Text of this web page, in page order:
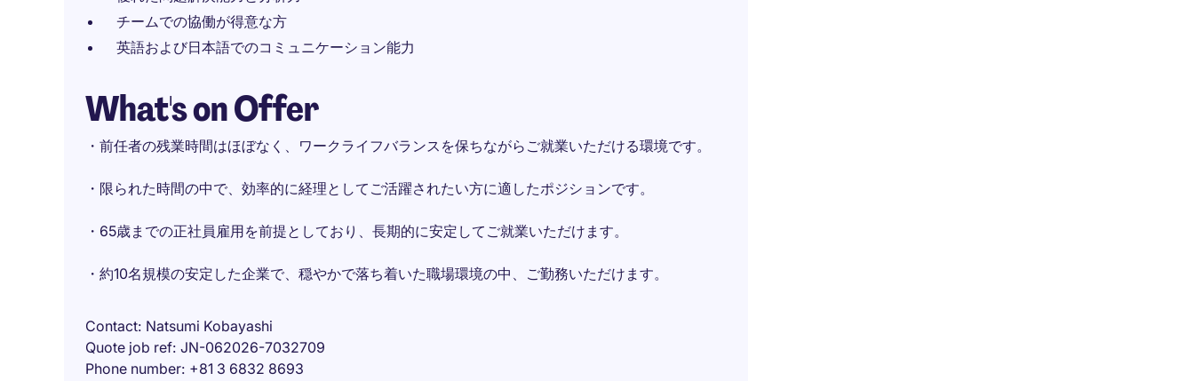
チームでの協働が得意な方
英語および日本語でのコミュニケーション能力
What's on Offer
・前任者の残業時間はほぼなく、ワークライフバランスを保ちながらご就業いただける環境です。
・限られた時間の中で、効率的に経理としてご活躍されたい方に適したポジションです。
・65歳までの正社員雇用を前提としており、長期的に安定してご就業いただけます。
・約10名規模の安定した企業で、穏やかで落ち着いた職場環境の中、ご勤務いただけます。
Contact Natsumi Kobayashi
Quote job ref JN-062026-7032709
Phone number +81 3 6832 8693